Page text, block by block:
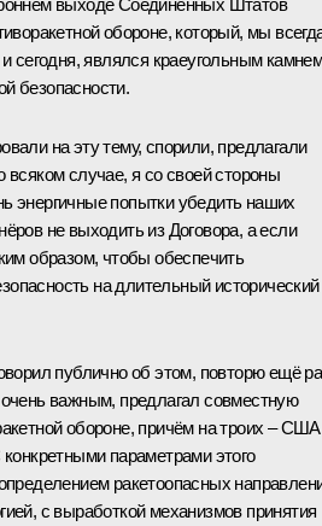
обороне, который, мы
сегодня, являлся краеугольным
безопасности.
на эту тему, спорили, предлагали
всяком случае, я со своей стороны
энергичные попытки убедить наших
не выходить из Договора, а если
образом, чтобы обеспечить
на длительный исторический
публично об этом, повторю ещё
важным, предлагал совместную
обороне, причём на троих –
параметрами этого
ракетоопасных
с выработкой механизмов принятия